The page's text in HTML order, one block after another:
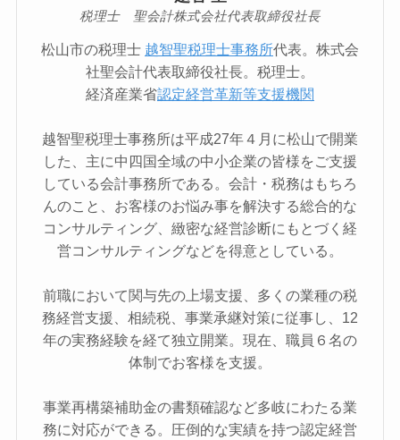
税理士 聖会計株式会社代表取締役社長
松山市の税理士 越智聖税理士事務所代表。株式会
社聖会計代表取締役社長。税理士。
経済産業省認定経営革新等支援機関
越智聖税理士事務所は平成27年４月に松山で開業
した、主に中四国全域の中小企業の皆様をご支援
している会計事務所である。会計・税務はもちろ
んのこと、お客様のお悩み事を解決する総合的な
コンサルティング、緻密な経営診断にもとづく経
営コンサルティングなどを得意としている。
前職において関与先の上場支援、多くの業種の税
務経営支援、相続税、事業承継対策に従事し、12
年の実務経験を経て独立開業。現在、職員６名の
体制でお客様を支援。
事業再構築補助金の書類確認など多岐にわたる業
務に対応ができる。圧倒的な実績を持つ認定経営